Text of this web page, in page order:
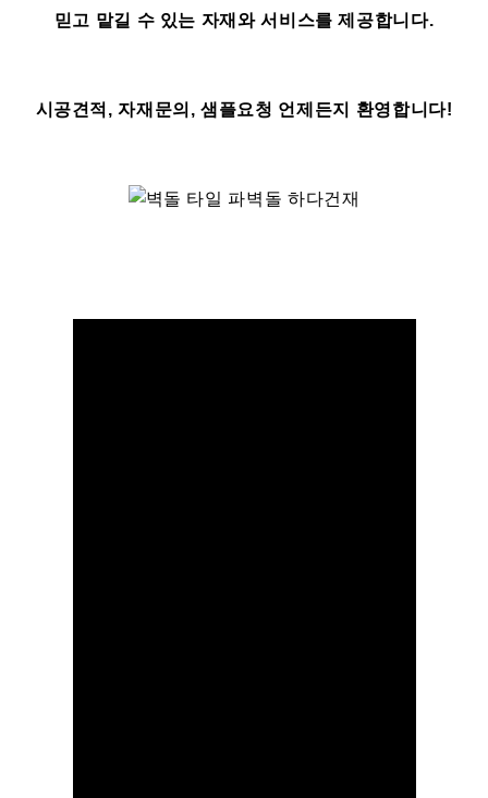
믿고 맡길 수 있는 자재와 서비스를 제공합니다.
시공견적, 자재문의, 샘플요청 언제든지 환영합니다!